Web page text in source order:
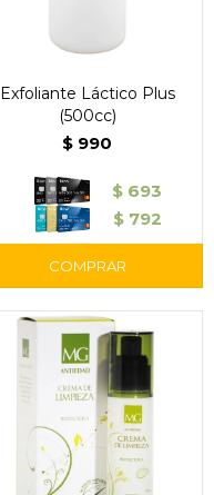
Exfoliante Láctico Plus
(500cc)
$ 990
$ 693
$ 792